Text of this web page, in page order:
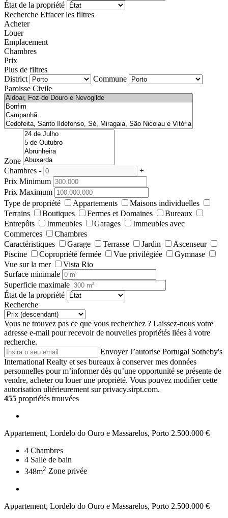
État de la propriété
Recherche Effacer les filtres
Acheter
Louer
Emplacement
Chambres
Prix
Plus de filtres
District
Commune
Paroisse Civile
Zone
Chambres -
+
Prix Minimum
Prix Maximum
Type de propriété
Appartements
Maisons individuelles
Terrains
Boutiques Fermes et Domaines
Bureaux
Entrepôts
Immeubles Garages
Immeubles avec
Commerces
Chambres
Caractéristiques
Garage Terrasse Jardin
Ascenseur
Piscine
Copropriété fermée Vue privilégiée
Gymnase
Vue sur la mer
Vista Rio
Surface minimale
Superficie maximale
État de la propriété
Recherche
Vous ne trouvez pas ce que vous recherchez ? Laissez-nous votre
adresse e-mail pour recevoir de nouvelles propriétés liées à votre
recherche.
Envoyer J’autorise Portugal Sotheby's
International Realty et ses bureaux à conserver mes données
personnelles pour m’informer dès qu’une opportunité se présente de
vendre, acheter ou louer une propriété. Vous pouvez modifier cette
autorisation ultérieurement sur privacy.sirpt.com.
455 propriétés trouvées
Appartement, Lordelo do Ouro e Massarelos, Porto 2.500.000 €
4 Chambres
4 Salle de bain
348m2 Zone privée
Appartement, Lordelo do Ouro e Massarelos, Porto 2.500.000 €